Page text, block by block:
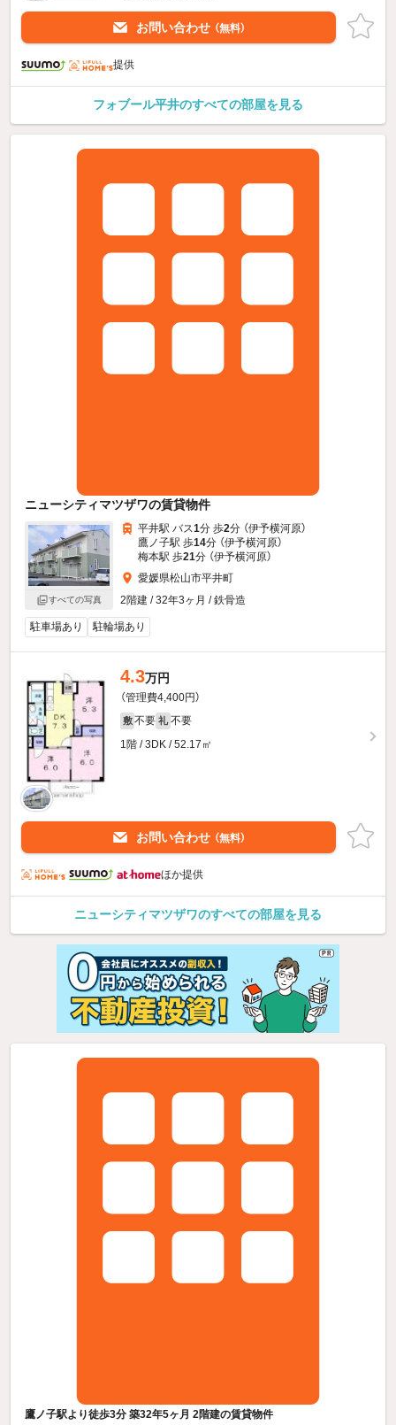
お問い合わせ （無料）
提供
フォブール平井のすべての部屋を見る
ニューシティマツザワの賃貸物件
すべての写真
平井駅 バス1分 歩2分 （伊予横河原）
鷹ノ子駅 歩14分 （伊予横河原）
梅本駅 歩21分 （伊予横河原）
愛媛県松山市平井町
2階建 / 32年3ヶ月 / 鉄骨造
駐車場あり 駐輪場あり
4.3万円
（管理費4,400円）
敷 不要 礼 不要
1階 / 3DK / 52.17㎡
お問い合わせ （無料）
ほか提供
ニューシティマツザワのすべての部屋を見る
鷹ノ子駅より徒歩3分 築32年5ヶ月 2階建の賃貸物件